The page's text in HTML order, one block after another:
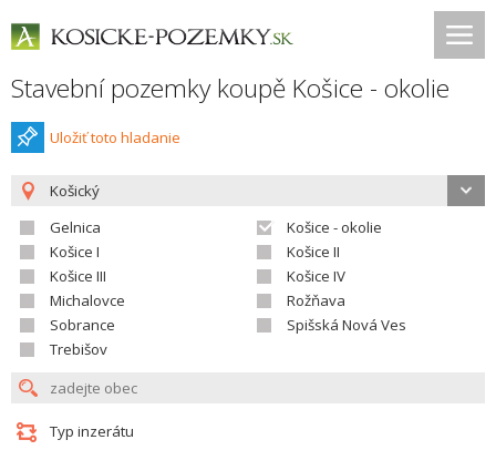
Stavební pozemky koupě Košice - okolie
Uložiť toto hladanie
Košický
Gelnica
Košice - okolie
Košice I
Košice II
Košice III
Košice IV
Michalovce
Rožňava
Sobrance
Spišská Nová Ves
Trebišov
Typ inzerátu